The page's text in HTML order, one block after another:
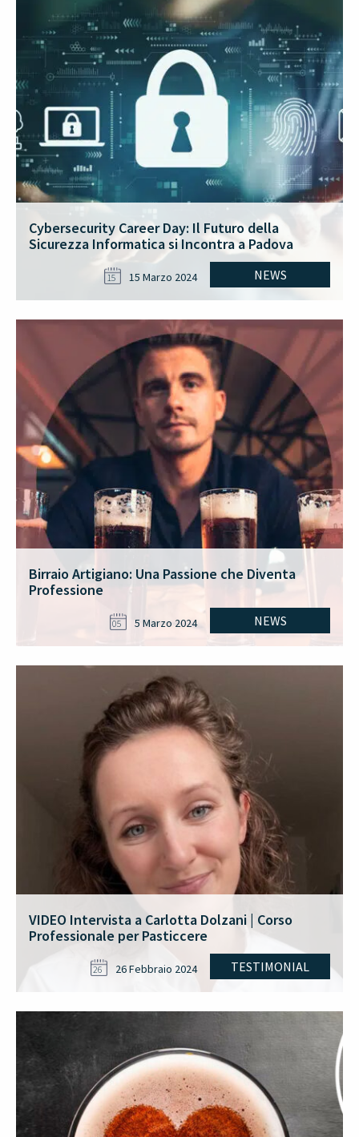
Cybersecurity Career Day: Il Futuro della
Sicurezza Informatica si Incontra a Padova
NEWS
15 15 Marzo 2024
Birraio Artigiano: Una Passione che Diventa
Professione
NEWS
05 5 Marzo 2024
VIDEO Intervista a Carlotta Dolzani | Corso
Professionale per Pasticcere
TESTIMONIAL
26 26 Febbraio 2024